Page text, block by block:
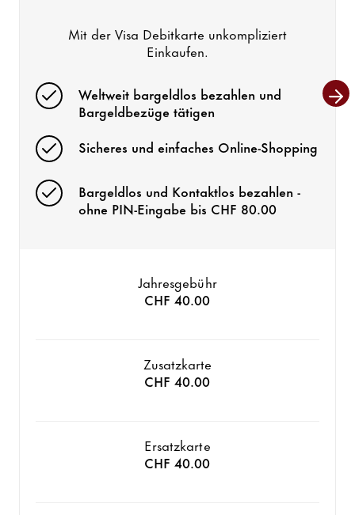
Mit der Visa Debitkarte unkompliziert
Einkaufen.
Weltweit bargeldlos bezahlen und
Bargeldbezüge tätigen
Sicheres und einfaches Online-Shopping
Bargeldlos und Kontaktlos bezahlen -
ohne PIN-Eingabe bis CHF 80.00
Jahresgebühr
CHF 40.00
Zusatzkarte
CHF 40.00
Ersatzkarte
CHF 40.00